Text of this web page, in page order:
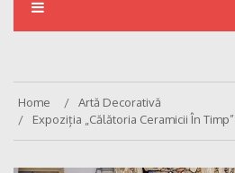
Home
Artă Decorativă
Expoziția „Călătoria Ceramicii În Timp”